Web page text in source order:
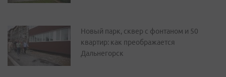
Новый парк, сквер с фонтаном и 50
квартир: как преображается
Дальнегорск